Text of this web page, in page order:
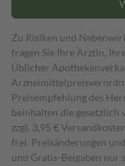
Zu Risiken und
fragen Sie Ihre Ärztin,
Üblicher
Preisempfehlung des
beinhalten die gesetzlich
zzgl. 3,95 €
frei. Preisänderungen
und Gratis-Beigaben nur